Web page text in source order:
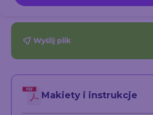
Wyślij plik
Makiety i instrukcje